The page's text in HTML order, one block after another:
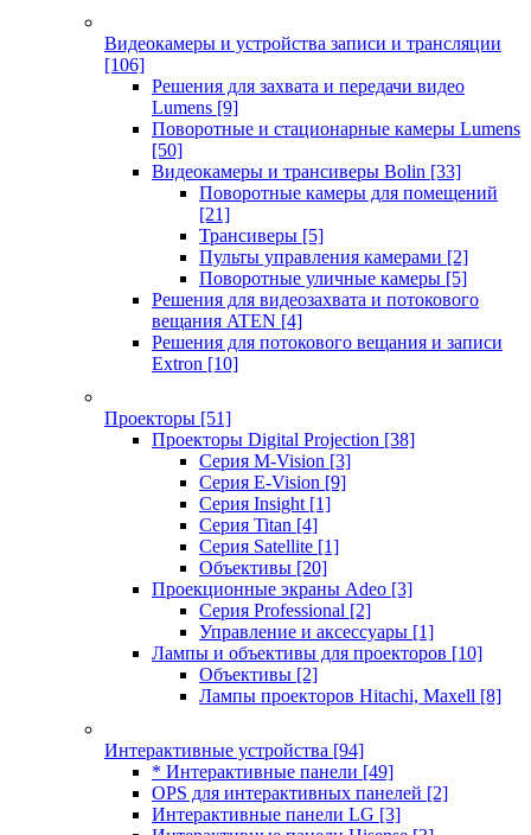
Видеокамеры и устройства записи и трансляции
[106]
Решения для захвата и передачи видео
Lumens [9]
Поворотные и стационарные камеры Lumens
[50]
Видеокамеры и трансиверы Bolin [33]
Поворотные камеры для помещений
[21]
Трансиверы [5]
Пульты управления камерами [2]
Поворотные уличные камеры [5]
Решения для видеозахвата и потокового
вещания ATEN [4]
Решения для потокового вещания и записи
Extron [10]
Проекторы [51]
Проекторы Digital Projection [38]
Серия M-Vision [3]
Серия E-Vision [9]
Серия Insight [1]
Серия Titan [4]
Серия Satellite [1]
Объективы [20]
Проекционные экраны Adeo [3]
Серия Professional [2]
Управление и аксессуары [1]
Лампы и объективы для проекторов [10]
Объективы [2]
Лампы проекторов Hitachi, Maxell [8]
Интерактивные устройства [94]
* Интерактивные панели [49]
OPS для интерактивных панелей [2]
Интерактивные панели LG [3]